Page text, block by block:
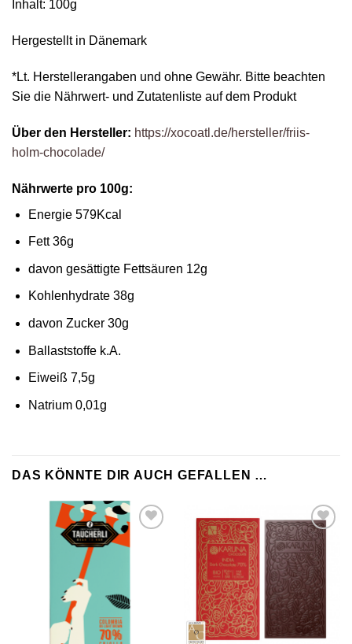
Inhalt: 100g
Hergestellt in Dänemark
*Lt. Herstellerangaben und ohne Gewähr. Bitte beachten
Sie die Nährwert- und Zutatenliste auf dem Produkt
Über den Hersteller: https://xocoatl.de/hersteller/friis-
holm-chocolade/
Nährwerte pro 100g:
Energie 579Kcal
Fett 36g
davon gesättigte Fettsäuren 12g
Kohlenhydrate 38g
davon Zucker 30g
Ballaststoffe k.A.
Eiweiß 7,5g
Natrium 0,01g
DAS KÖNNTE DIR AUCH GEFALLEN …
Wunschliste
Zur
Wunschliste
hinzufügen